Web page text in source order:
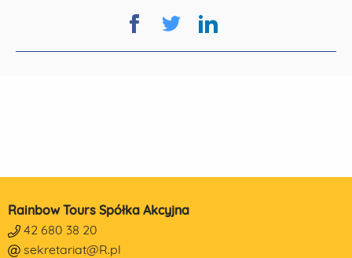
Rainbow Tours Spółka Akcyjna
42 680 38 20
sekretariat@R.pl